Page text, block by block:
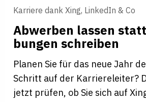
Karriere dank Xing, LinkedIn & Co
Abwerben lassen
bungen sch­reiben
Planen Sie für das neue Jahr
Schritt auf der Karriereleiter?
jetzt prüfen, ob Sie sich auf